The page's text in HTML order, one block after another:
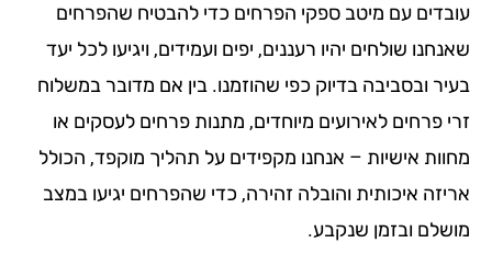
עם מיטב ספקי הפרחים כדי להבטיח שהפרחים
שולחים יהיו רעננים, יפים ועמידים, ויגיעו לכל יעד
ובסביבה בדיוק כפי שהוזמנו. בין אם מדובר במשלוח
פרחים לאירועים מיוחדים, מתנות פרחים לעסקים או
אישיות – אנחנו מקפידים על תהליך מוקפד, הכולל
איכותית והובלה זהירה, כדי שהפרחים יגיעו במצב
ובזמן שנקבע.